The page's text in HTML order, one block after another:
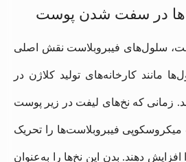
در سفت شدن پوست
سلول‌های فیبروبلاست نقش اصلی
مانند کارخانه‌های تولید کلاژن در
زمانی که نخ‌های لیفت در زیر پوست
فیبروبلاست‌ها را تحریک
دهند. بدن این نخ‌ها را به‌عنوان